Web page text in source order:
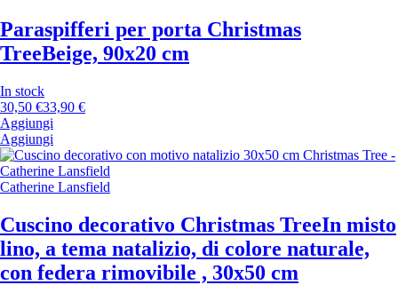
Paraspifferi per porta Christmas
TreeBeige, 90x20 cm
In stock
30,50 €33,90 €
Aggiungi
Aggiungi
Catherine Lansfield
Cuscino decorativo Christmas TreeIn misto
lino, a tema natalizio, di colore naturale,
con federa rimovibile , 30x50 cm